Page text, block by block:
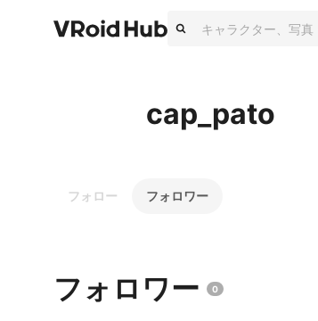
cap_pato
フォロー フォロワー
フォロワー 0